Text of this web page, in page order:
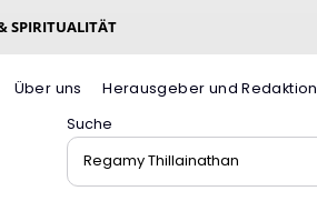
SPIRITUALITÄT
Über uns Herausgeber und Redaktion
Suche